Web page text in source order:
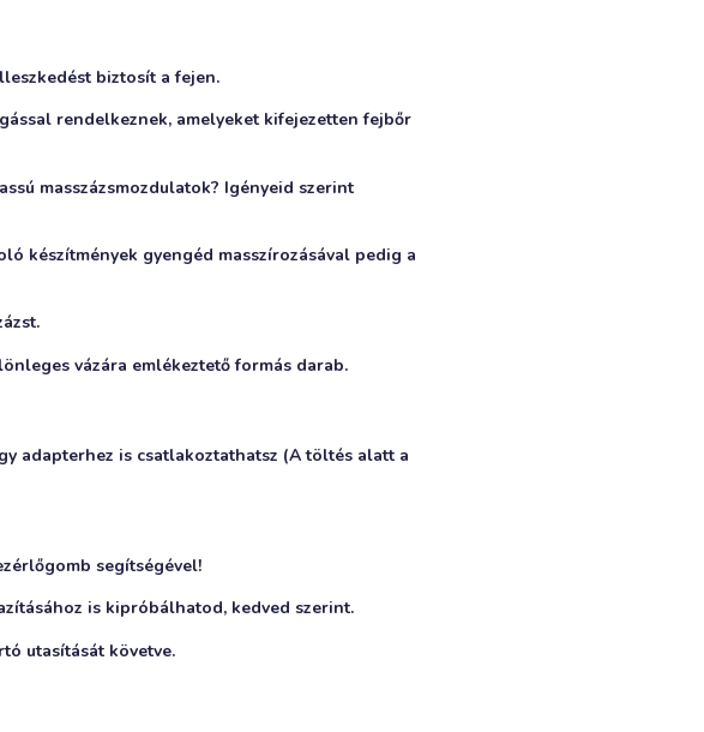
biztosít a fejen.
rendelkeznek, amelyeket kifejezetten fejbőr
masszázsmozdulatok? Igényeid szerint
készítmények gyengéd masszírozásával pedig a
vázára emlékeztető formás darab.
adapterhez is csatlakoztathatsz (A töltés alatt a
segítségével!
is kipróbálhatod, kedved szerint.
utasítását követve.